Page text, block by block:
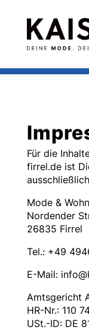
Für die
firrel.de ist
Mode &
Nordender
26835 Firrel
Tel.: ‎+49
E-Mail:
Amtsgericht
HR-Nr.: 110
USt.-ID: DE